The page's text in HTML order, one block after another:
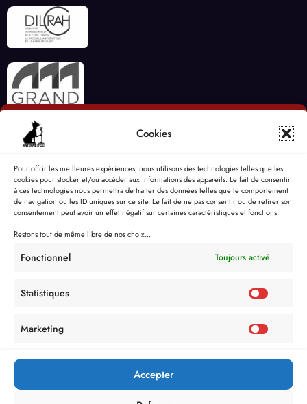
Cookies
Pour offrir les meilleures expériences, nous utilisons des technologies telles que les
cookies pour stocker et/ou accéder aux informations des appareils. Le fait de consentir
à ces technologies nous permettra de traiter des données telles que le comportement
de navigation ou les ID uniques sur ce site. Le fait de ne pas consentir ou de retirer son
consentement peut avoir un effet négatif sur certaines caractéristiques et fonctions.
Restons tout de même libre de nos choix...
Fonctionnel Toujours activé
Statistiques
Marketing
Accepter